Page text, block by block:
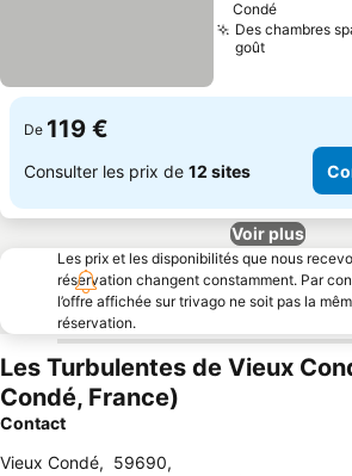
Condé
Des chambres
goût
De 119 €
Consulter les prix de 12 sites
Voir plus
Les prix et les disponibilités que nous
réservation changent constamment. Par
l’offre affichée sur trivago ne soit pas la
réservation.
Les Turbulentes de Vieux
Condé, France)
Contact
Vieux Condé, 59690,